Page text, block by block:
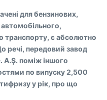
для бензинових,
транспорту, є абсолютно
речі, передовий завод
A.Ş. поміж іншого
по випуску 2,500
у рік, про що